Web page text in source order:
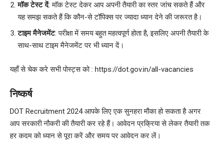
मॉक टेस्ट दें: मॉक टेस्ट देकर आप अपनी तैयारी का स्तर जांच सकते हैं और
यह समझ सकते हैं कि कौन-से टॉपिक्स पर ज्यादा ध्यान देने की जरूरत है।
टाइम मैनेजमेंट: परीक्षा में समय बहुत महत्वपूर्ण होता है, इसलिए अपनी तैयारी के
साथ-साथ टाइम मैनेजमेंट पर भी ध्यान दें।
यहाँ से चेक करे सभी पोस्ट्स को : https://dot.gov.in/all-vacancies
निष्कर्ष
DOT Recruitment 2024 आपके लिए एक सुनहरा मौका हो सकता है अगर
आप सरकारी नौकरी की तैयारी कर रहे हैं। आवेदन प्रक्रिया से लेकर तैयारी तक
हर कदम को ध्यान से पूरा करें और समय पर आवेदन कर लें।